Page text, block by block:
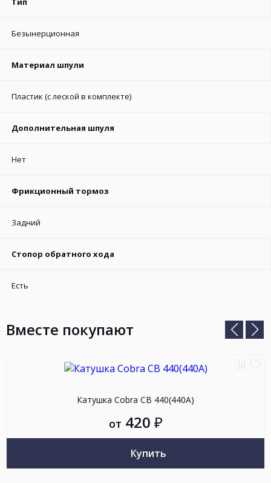
Безынерционная
Материал шпули
Пластик (с леской в комплекте)
Дополнительная шпуля
Нет
Фрикционный тормоз
Задний
Стопор обратного хода
Есть
Вместе покупают
слайд
Катушка Cobra CB 440(440A)
от 420 ₽
Купить